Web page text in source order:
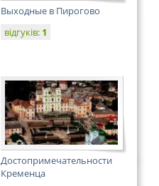
Выходные в Пирогово
відгуків: 1
Достопримечательности
Кременца